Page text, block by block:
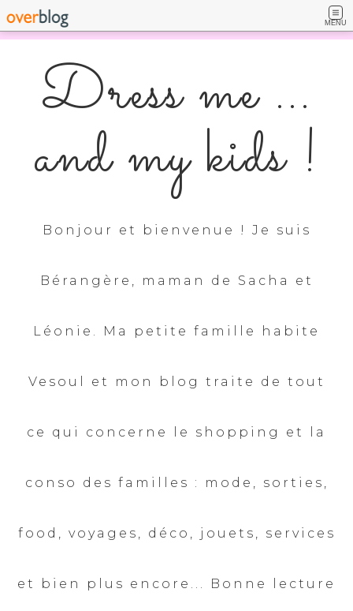
MENU
Dress me ...
and my kids !
Bonjour et bienvenue ! Je suis
Bérangère, maman de Sacha et
Léonie. Ma petite famille habite
Vesoul et mon blog traite de tout
ce qui concerne le shopping et la
conso des familles : mode, sorties,
food, voyages, déco, jouets, services
et bien plus encore... Bonne lecture